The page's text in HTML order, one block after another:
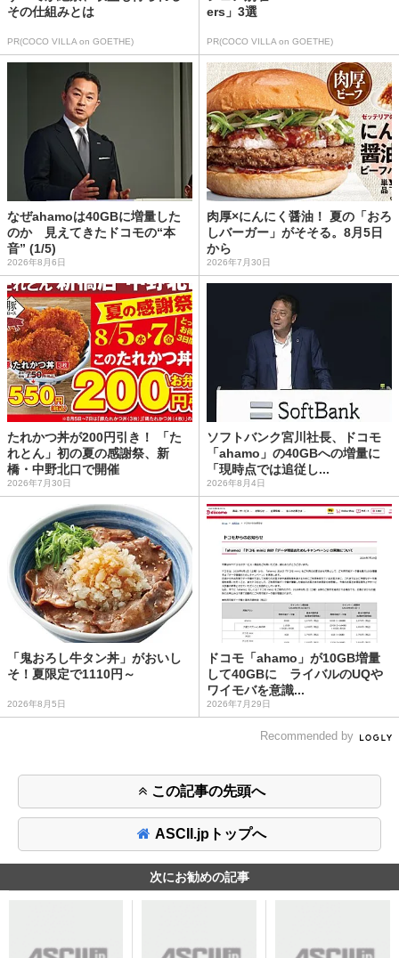
その仕組みとは
PR(COCO VILLA on GOETHE)
ers」3選
PR(COCO VILLA on GOETHE)
なぜahamoは40GBに増量した
のか 見えてきたドコモの“本
音” (1/5)
2026年8月6日
肉厚×にんにく醤油！ 夏の「おろ
しバーガー」がそそる。8月5日
から
2026年7月30日
たれかつ丼が200円引き！ 「た
れとん」初の夏の感謝祭、新
橋・中野北口で開催
2026年7月30日
ソフトバンク宮川社長、ドコモ
「ahamo」の40GBへの増量に
「現時点では追従し...
2026年8月4日
「鬼おろし牛タン丼」がおいし
そ！夏限定で1110円～
2026年8月5日
ドコモ「ahamo」が10GB増量
して40GBに ライバルのUQや
ワイモバを意識...
2026年7月29日
Recommended by
この記事の先頭へ
ASCII.jpトップへ
次にお勧めの記事